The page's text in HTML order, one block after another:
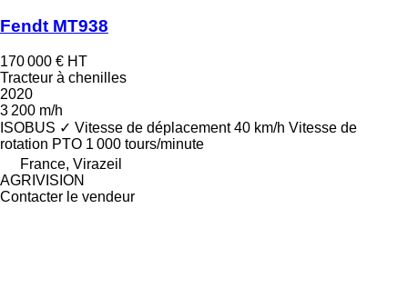
Fendt MT938
170 000 € HT
Tracteur à chenilles
2020
3 200 m/h
ISOBUS ✓ Vitesse de déplacement 40 km/h Vitesse de
rotation PTO 1 000 tours/minute
France, Virazeil
AGRIVISION
Contacter le vendeur